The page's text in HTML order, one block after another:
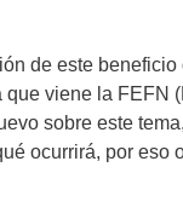
de este beneficio
que viene la FEFN
sobre este
ocurrirá, por eso